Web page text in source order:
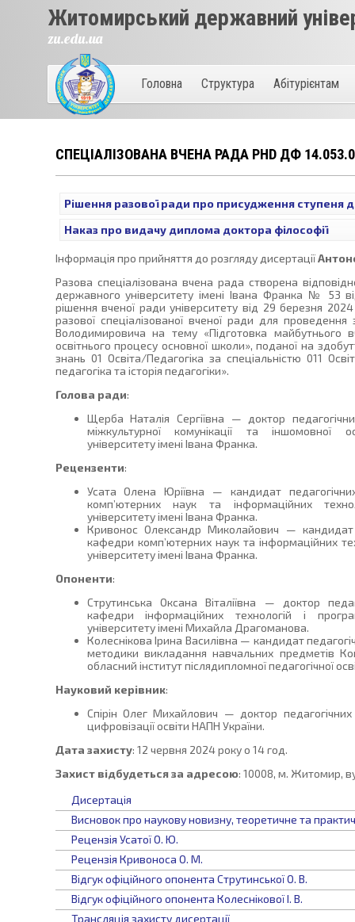
Житомирський державний
zu.edu.ua
Головна Структура Абітурієнтам
СПЕЦІАЛІЗОВАНА ВЧЕНА РАДА PHD ДФ
Рішення разової ради про присудження ступеня
Наказ про видачу диплома доктора філософії
Інформація про прийняття до розгляду дисертації
Разова спеціалізована вчена рада створена
державного університету імені Івана Франка № 53
рішення вченої ради університету від 29 березня
разової спеціалізованої вченої ради для проведення
Володимировича на тему «Підготовка майбутнього
освітнього процесу основної школи», поданої на
знань 01 Освіта/Педагогіка за спеціальністю 011
педагогіка та історія педагогіки».
Голова ради:
Щерба Наталія Сергіївна — доктор
міжкультурної комунікації та іншомовної
університету імені Івана Франка.
Рецензенти:
Усата Олена Юріївна — кандидат
комп’ютерних наук та інформаційних
університету імені Івана Франка.
Кривонос Олександр Миколайович — кандидат
кафедри комп’ютерних наук та інформаційних
університету імені Івана Франка.
Опоненти:
Струтинська Оксана Віталіївна — доктор
кафедри інформаційних технологій і
університету імені Михайла Драгоманова.
Колеснікова Ірина Василівна — кандидат
методики викладання навчальних предметів
обласний інститут післядипломної педагогічної
Науковий керівник:
Спірін Олег Михайлович — доктор
цифровізації освіти НАПН України.
Дата захисту: 12 червня 2024 року о 14 год.
Захист відбудеться за адресою: 10008, м. Житомир,
Дисертація
Висновок про наукову новизну, теоретичне та
Рецензія Усатої О. Ю.
Рецензія Кривоноса О. М.
Відгук офіційного опонента Струтинської О. В.
Відгук офіційного опонента Колеснікової І. В.
Трансляція захисту дисертації